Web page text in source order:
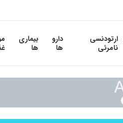
ارتودنسی
نامرئی
دارو
ها
بیماری
ها